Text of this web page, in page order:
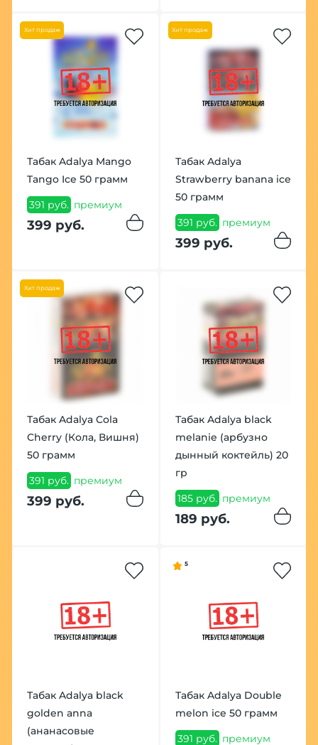
Хит продаж
Табак Adalya Mango
Tango Ice 50 грамм
391 руб. премиум
399 руб.
Хит продаж
Табак Adalya
Strawberry banana ice
50 грамм
391 руб. премиум
399 руб.
Хит продаж
Табак Adalya Cola
Cherry (Кола, Вишня)
50 грамм
391 руб. премиум
399 руб.
Табак Adalya black
melanie (арбузно
дынный коктейль) 20
гр
185 руб. премиум
189 руб.
Табак Adalya black
golden anna
(aнанасовые
5
Табак Adalya Double
melon ice 50 грамм
391 руб. премиум